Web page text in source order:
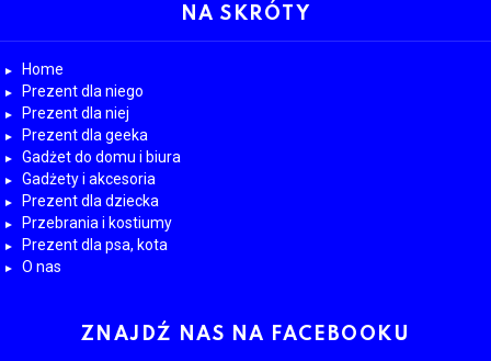
NA SKRÓTY
Home
Prezent dla niego
Prezent dla niej
Prezent dla geeka
Gadżet do domu i biura
Gadżety i akcesoria
Prezent dla dziecka
Przebrania i kostiumy
Prezent dla psa, kota
O nas
ZNAJDŹ NAS NA FACEBOOKU